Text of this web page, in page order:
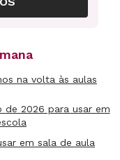
listou seis
questões
Unidos.
na volta às aulas
de 2026 para usar em
em sala de aula